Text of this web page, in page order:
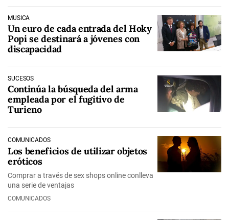
MÚSICA
Un euro de cada entrada del Hoky
Popi se destinará a jóvenes con
discapacidad
SUCESOS
Continúa la búsqueda del arma
empleada por el fugitivo de
Turieno
COMUNICADOS
Los beneficios de utilizar objetos
eróticos
Comprar a través de sex shops online conlleva
una serie de ventajas
COMUNICADOS